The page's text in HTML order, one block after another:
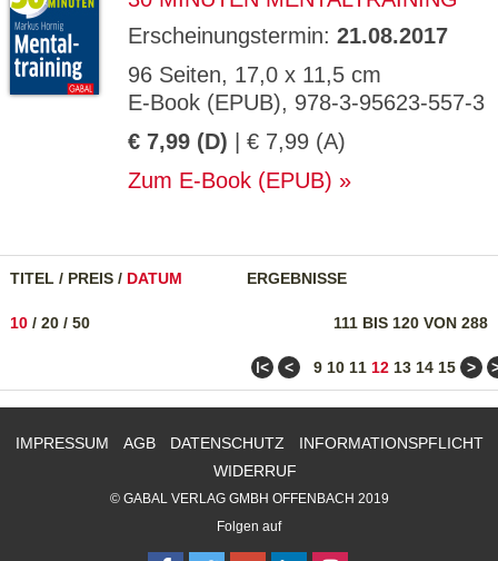
Erscheinungstermin: 21.08.2017
96 Seiten, 17,0 x 11,5 cm
E-Book (EPUB), 978-3-95623-557-3
€ 7,99 (D) | € 7,99 (A)
Zum E-Book (EPUB)
TITEL / PREIS / DATUM ERGEBNISSE
111 BIS 120 VON 288
10 / 20 / 50
ǀ< < 9 10 11 12 13 14 15 >
IMPRESSUM AGB DATENSCHUTZ
INFORMATIONSPFLICHT
WIDERRUF
© GABAL VERLAG GMBH OFFENBACH 2019
Folgen auf